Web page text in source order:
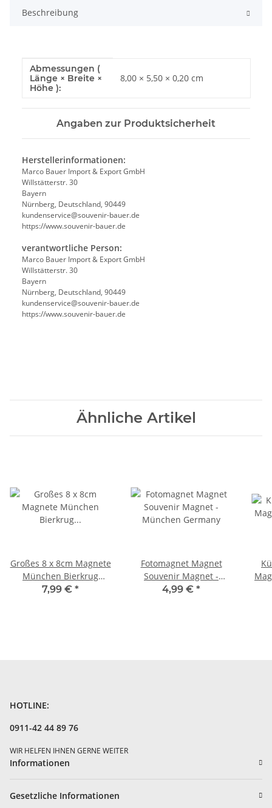
Beschreibung
Produkteigenschaft
Wert
Abmessungen (
Länge × Breite ×
Höhe ):
8,00 × 5,50 × 0,20 cm
Angaben zur Produktsicherheit
Herstellerinformationen:
Marco Bauer Import & Export GmbH
Willstätterstr. 30
Bayern
Nürnberg, Deutschland, 90449
kundenservice@souvenir-bauer.de
https://www.souvenir-bauer.de
verantwortliche Person:
Marco Bauer Import & Export GmbH
Willstätterstr. 30
Bayern
Nürnberg, Deutschland, 90449
kundenservice@souvenir-bauer.de
https://www.souvenir-bauer.de
Ähnliche Artikel
Großes 8 x 8cm Magnete
München Bierkrug
Maßkrug Masskrug
7,99 € *
Fotomagnet Magnet
Souvenir Magnet -
München Germany
4,99 € *
HOTLINE:
0911-42 44 89 76
WIR HELFEN IHNEN GERNE WEITER
Informationen
Gesetzliche Informationen